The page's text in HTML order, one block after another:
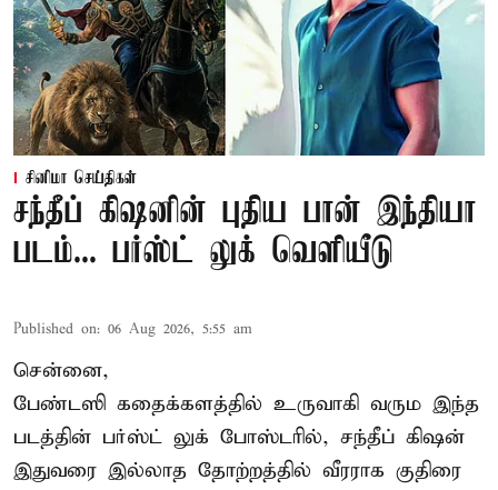
சினிமா செய்திகள்
சந்தீப் கிஷனின் புதிய பான் இந்தியா
படம்... பர்ஸ்ட் லுக் வெளியீடு
Published on: 06 Aug 2026, 5:55 am
சென்னை,
பேண்டஸி கதைக்களத்தில் உருவாகி வரும இந்த
படத்தின் பர்ஸ்ட் லுக் போஸ்டரில், சந்தீப் கிஷன்
இதுவரை இல்லாத தோற்றத்தில் வீரராக குதிரை